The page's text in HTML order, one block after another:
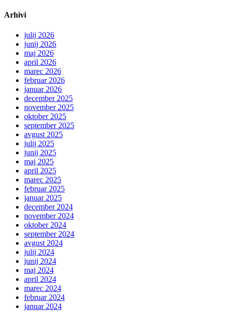
Arhivi
julij 2026
junij 2026
maj 2026
april 2026
marec 2026
februar 2026
januar 2026
december 2025
november 2025
oktober 2025
september 2025
avgust 2025
julij 2025
junij 2025
maj 2025
april 2025
marec 2025
februar 2025
januar 2025
december 2024
november 2024
oktober 2024
september 2024
avgust 2024
julij 2024
junij 2024
maj 2024
april 2024
marec 2024
februar 2024
januar 2024